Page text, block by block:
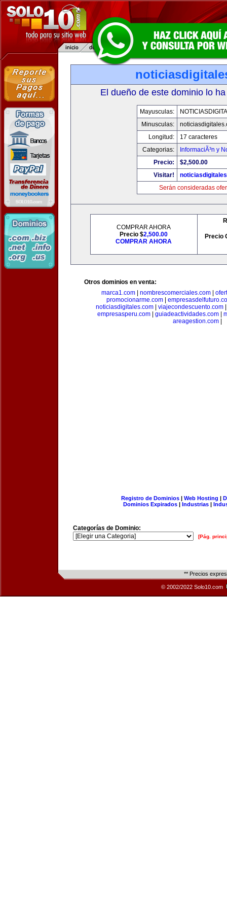
El dueño de este dominio lo
Mayusculas:
Minusculas:
Longitud:
17 caracteres
Categorias:
InformaciÃ³n y
Precio:
$2,500.00
Visitar!
Serán consideradas
COMPRAR AHORA
Precio $2,500.00
COMPRAR AHORA
Precio
Otros dominios en venta:
marca1.com| nombrescomerciales.com|
promocionarme.com|
noticiasdigitales.com| viajecondescuento.com
empresasperu.com| guiadeactividades.com|
areagestion.com|
Registro de Dominios| Web Hosting |
Dominios Expirados | Industrias |
Categorías de Dominio:
[Pág.
** Precios
© 2002/2022 Solo10.com